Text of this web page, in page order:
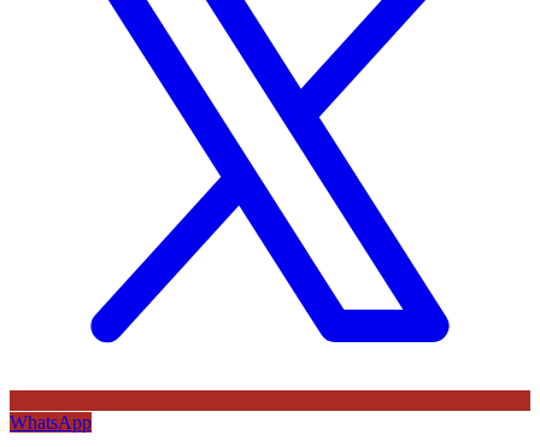
WhatsApp